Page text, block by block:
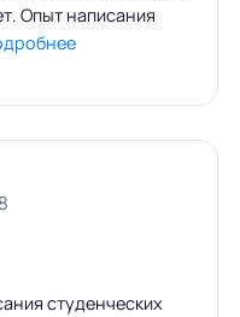
Опыт написания
студенческих